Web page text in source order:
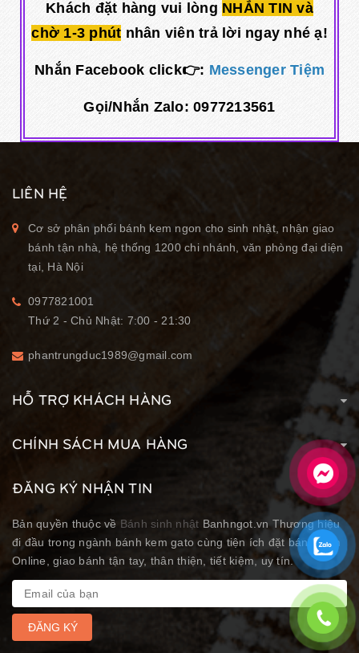
Khách đặt hàng vui lòng NHẮN TIN và
chờ 1-3 phút nhân viên trả lời ngay nhé ạ!
Nhắn Facebook click👉: Messenger Tiệm
Gọi/Nhắn Zalo: 0977213561
LIÊN HỆ
Cơ sở phân phối bánh kem ngon cho sinh nhật, nhận giao
bánh tận nhà, hệ thống 1200 chi nhánh, văn phòng đại diện
tại, Hà Nội
0977821001
Thứ 2 - Chủ Nhật: 7:00 - 21:30
phantrungduc1989@gmail.com
HỖ TRỢ KHÁCH HÀNG
CHÍNH SÁCH MUA HÀNG
ĐĂNG KÝ NHẬN TIN
Bản quyền thuộc về Bánh sinh nhật Banhngot.vn Thương hiệu
đi đầu trong ngành bánh kem gato cùng tiện ích đặt bánh kem
Online, giao bánh tận tay, thân thiện, tiết kiệm, uy tín.
ĐĂNG KÝ